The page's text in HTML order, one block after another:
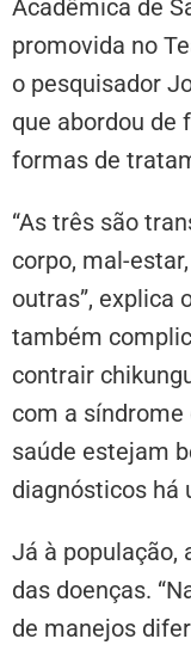
Acadêmica de
promovida no
o pesquisador
que abordou de
formas de
“As três são
corpo, mal-
outras”, explica
também
contrair
com a
saúde estejam
diagnósticos há
Já à população,
das doenças.
de manejos